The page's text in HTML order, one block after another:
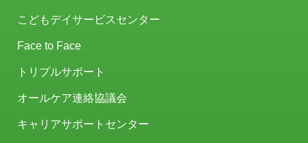
こどもデイサービスセンター
Face to Face
トリプルサポート
オールケア連絡協議会
キャリアサポートセンター